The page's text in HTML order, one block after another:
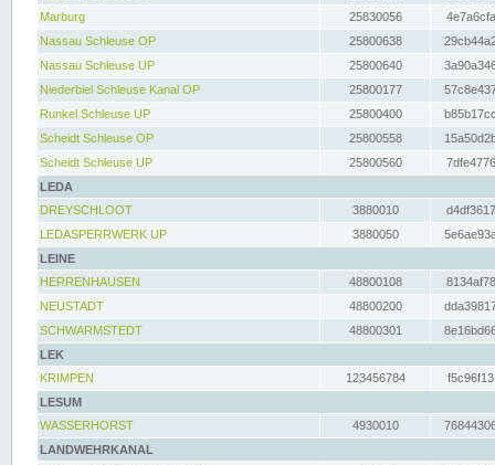
Marburg
25830056
Nassau Schleuse OP
25800638
Nassau Schleuse UP
25800640
Niederbiel Schleuse Kanal OP
25800177
Runkel Schleuse UP
25800400
Scheidt Schleuse OP
25800558
Scheidt Schleuse UP
25800560
LEDA
DREYSCHLOOT
3880010
LEDASPERRWERK UP
3880050
LEINE
HERRENHAUSEN
48800108
NEUSTADT
48800200
SCHWARMSTEDT
48800301
LEK
KRIMPEN
123456784
LESUM
WASSERHORST
4930010
LANDWEHRKANAL